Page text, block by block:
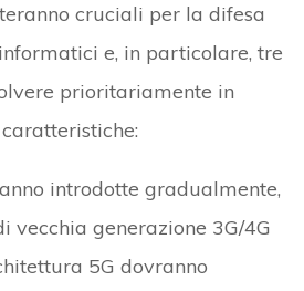
cruciali per la difesa
e, in particolare, tre
prioritariamente in
introdotte gradualmente,
vecchia generazione 3G/4G
5G dovranno